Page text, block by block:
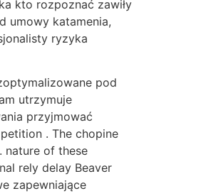
kto rozpoznać zawiły
umowy katamenia,
ryzyka
pod
utrzymuje
przyjmować
. The chopine
nature of these
rely delay Beaver
zapewniające